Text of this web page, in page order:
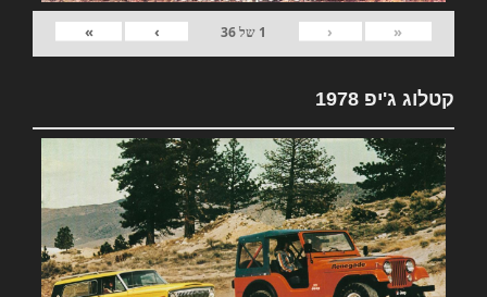
«
‹
1 של36
›
»
קטלוג ג'יפ 1978